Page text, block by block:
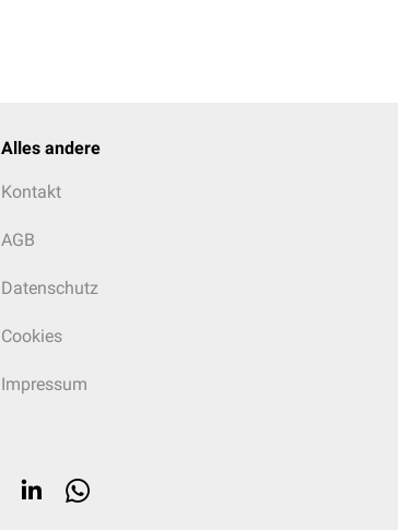
Alles andere
Kontakt
AGB
Datenschutz
Cookies
Impressum